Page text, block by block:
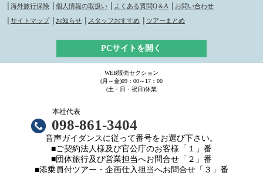
海外旅行保険 個人情報の取扱い よくある質問Q＆A お問い合わせ
サイトマップ お知らせ スタッフおすすめ ツアーまとめ
PCサイトを開く
WEB販売セクション
(月～金)09：00～17：00
(土・日・祝日)休業
本社代表
098-861-3404
音声ガイダンスに従って番号をお選び下さい。
■ご契約法人様及び官公庁のお客様「１」番
■団体旅行及び営業担当へお問合せ「２」番
■添乗員付ツアー・企画仕入担当へお問合せ「３」番